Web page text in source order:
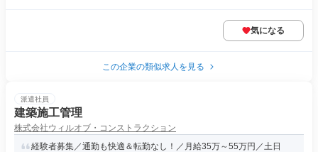
気になる
この企業の類似求人を見る
派遣社員
建築施工管理
株式会社ウィルオブ・コンストラクション
経験者募集／通勤も快適＆転勤なし！／月給35万～55万円／土日